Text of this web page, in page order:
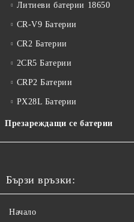
Литиеви батерии 18650
CR-V9 Батерии
CR2 Батерии
2CR5 Батерии
CRP2 Батерии
PX28L Батерии
Презареждащи се батерии
Бързи връзки:
Начало